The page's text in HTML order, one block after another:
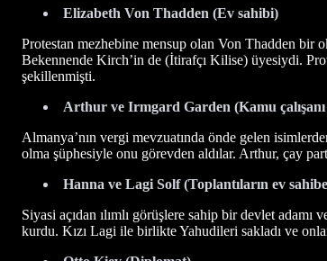
Elizabeth Von Thadden (Ev sahibi)
Protestan mezhebine mensup olan Von Thadden
Bekennende Kirch’in de (İtirafçı Kilise) üyesiydi.
şekillenmişti.
Arthur ve Irmgard Garden (Kamu çalışanı
Almanya’nın vergi mevzuatında önde gelen
olma şüphesiyle onu görevden aldılar. Arthur, çay
Hanna ve Lagi Solf (Toplantıların ev
Siyasi açıdan ılımlı görüşlere sahip bir devlet
kurdu. Kızı Lagi ile birlikte Yahudileri sakladı ve